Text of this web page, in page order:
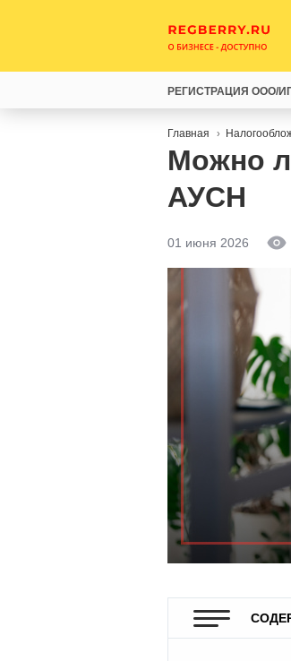
Главная
Можно
АУСН
01 июня 2026
РЕГИСТРАЦИЯ ООО/